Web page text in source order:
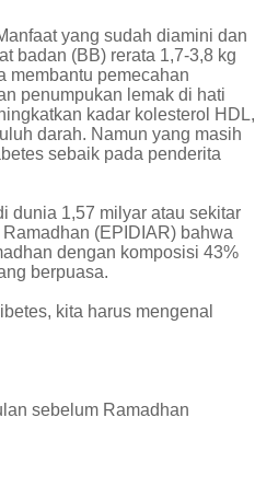
yang sudah diamini dan
badan (BB) rerata 1,7-3,8 kg
membantu pemecahan
penumpukan lemak di hati
kadar kolesterol HDL,
darah. Namun yang masih
sebaik pada penderita
dunia 1,57 milyar atau sekitar
(EPIDIAR) bahwa
dengan komposisi 43%
berpuasa.
kita harus mengenal
sebelum Ramadhan